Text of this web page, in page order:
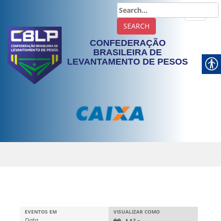
CONFEDERAÇÃO
BRASILEIRA DE
LEVANTAMENTO DE PESOS
NVISUALIZAR COMO
EVENTOS EM